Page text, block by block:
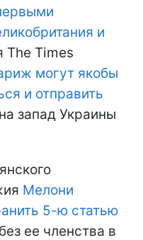
и
The Times
могут якобы
и отправить
на запад Украины
Мелони
5-ю статью
ее членства в